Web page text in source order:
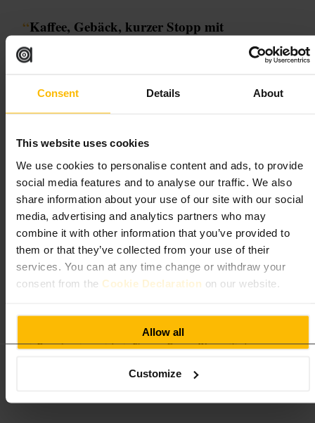
Consent Details About
This website uses cookies
We use cookies to personalise content and ads, to provide
social media features and to analyse our traffic. We also
share information about your use of our site with our social
media, advertising and analytics partners who may
combine it with other information that you’ve provided to
them or that they’ve collected from your use of their
services. You can at any time change or withdraw your
consent from the Cookie Declaration on our website.
Allow all
Customize
“Kaffee, Gebäck, kurzer Stopp mit
Stadtgefühl.”
Geeignet für
#Kaffeepause #Treffpunkt
Was Sie erwartet
Ein unkompliziertes Lokal mit lockerem Ambiente. Auf der Karte
stehen Kaffeevarianten und handgemachte Backwaren. Es gibt
Sitzplätze innen und Optionen zum Mitnehmen. Das Personal ist
freundlich und die Atmosphäre bleibt ungezwungen.
Planen Sie Ihren Besuch
Bedarf einen Laptop mit, wenn Sie kurz arbeiten möchten. Für Treffen
mit Freunden eignet sich ein Platz am Fenster. Wer es eilig hat, nutzt